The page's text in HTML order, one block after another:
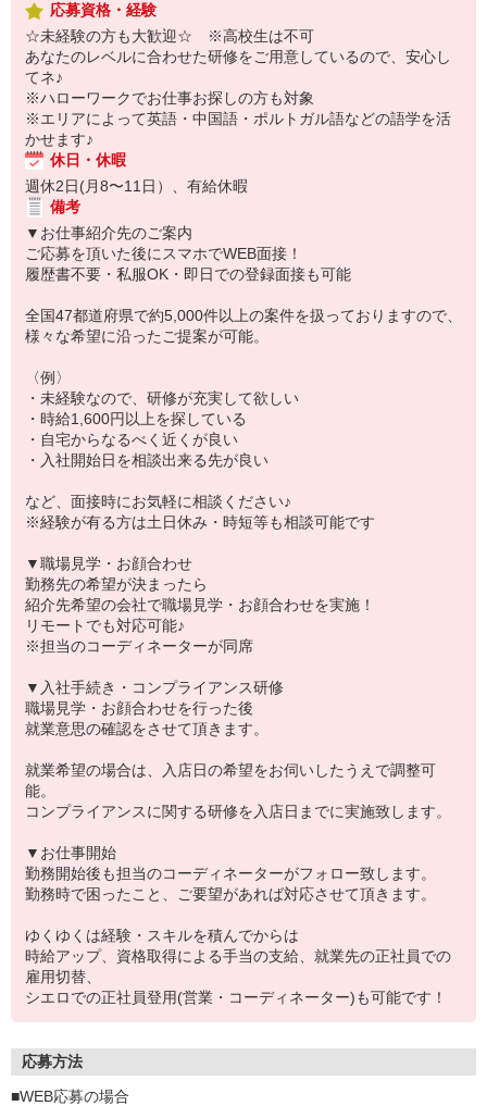
応募資格・経験
☆未経験の方も大歓迎☆ ※高校生は不可
あなたのレベルに合わせた研修をご用意しているので、安心し
てネ♪
※ハローワークでお仕事お探しの方も対象
※エリアによって英語・中国語・ポルトガル語などの語学を活
かせます♪
休日・休暇
週休2日(月8〜11日）、有給休暇
備考
▼お仕事紹介先のご案内
ご応募を頂いた後にスマホでWEB面接！
履歴書不要・私服OK・即日での登録面接も可能
全国47都道府県で約5,000件以上の案件を扱っておりますので、
様々な希望に沿ったご提案が可能。
〈例〉
・未経験なので、研修が充実して欲しい
・時給1,600円以上を探している
・自宅からなるべく近くが良い
・入社開始日を相談出来る先が良い
など、面接時にお気軽に相談ください♪
※経験が有る方は土日休み・時短等も相談可能です
▼職場見学・お顔合わせ
勤務先の希望が決まったら
紹介先希望の会社で職場見学・お顔合わせを実施！
リモートでも対応可能♪
※担当のコーディネーターが同席
▼入社手続き・コンプライアンス研修
職場見学・お顔合わせを行った後
就業意思の確認をさせて頂きます。
就業希望の場合は、入店日の希望をお伺いしたうえで調整可
能。
コンプライアンスに関する研修を入店日までに実施致します。
▼お仕事開始
勤務開始後も担当のコーディネーターがフォロー致します。
勤務時で困ったこと、ご要望があれば対応させて頂きます。
ゆくゆくは経験・スキルを積んでからは
時給アップ、資格取得による手当の支給、就業先の正社員での
雇用切替、
シエロでの正社員登用(営業・コーディネーター)も可能です！
応募方法
■WEB応募の場合